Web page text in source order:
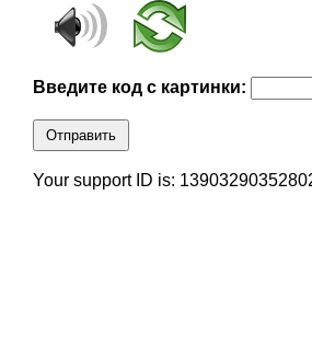
Введите код с картинки:
Отправить
Your support ID is: